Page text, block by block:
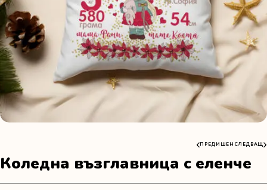
ПРЕДИШЕН СЛЕДВАЩ
Коледна възглавница с еленче